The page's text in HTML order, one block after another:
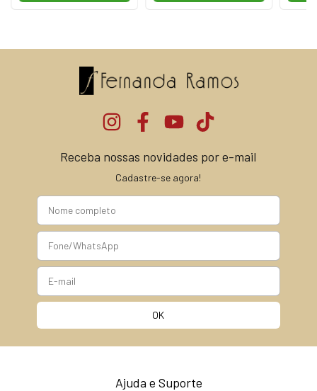
Receba nossas novidades por e-mail
Cadastre-se agora!
Ajuda e Suporte